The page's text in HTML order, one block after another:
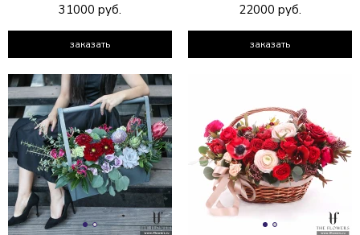
31000 руб.
заказать
22000 руб.
заказать